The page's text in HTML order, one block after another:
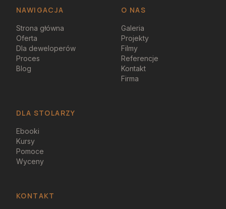
NAWIGACJA O NAS
Strona główna
Oferta
Dla deweloperów
Proces
Blog
Galeria
Projekty
Filmy
Referencje
Kontakt
Firma
DLA STOLARZY
Ebooki
Kursy
Pomoce
Wyceny
KONTAKT